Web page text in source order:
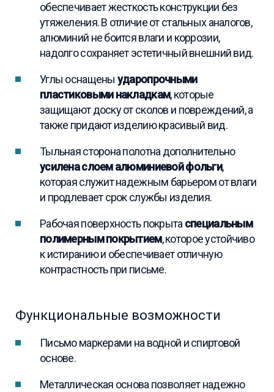
обеспечивает жесткость конструкции без
утяжеления. В отличие от стальных аналогов,
алюминий не боится влаги и коррозии,
надолго сохраняет эстетичный внешний вид.
Углы оснащены ударопрочными
пластиковыми накладкам, которые
защищают доску от сколов и повреждений, а
также придают изделию красивый вид.
Тыльная сторона полотна дополнительно
усилена слоем алюминиевой фольги,
которая служит надежным барьером от влаги
и продлевает срок службы изделия.
Рабочая поверхность покрытаспециальным
полимерным покрытием, которое устойчиво
к истиранию и обеспечивает отличную
контрастность при письме.
Функциональные возможности
Письмо маркерами на водной и спиртовой
основе.
Металлическая основа позволяет надежно